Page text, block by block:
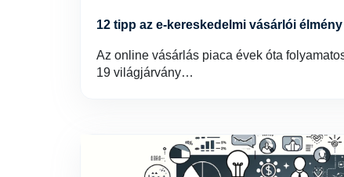
12 tipp az e-kereskedelmi vásárlói
Az online vásárlás piaca évek óta
19 világjárvány…